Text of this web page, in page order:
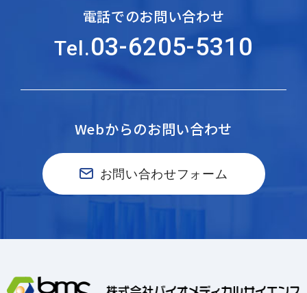
電話でのお問い合わせ
Tel.03-6205-5310
Webからのお問い合わせ
お問い合わせフォーム